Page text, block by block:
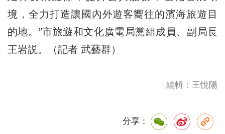
境，全力打造讓國內外遊客嚮往的濱海旅遊目
的地。”市旅遊和文化廣電局黨組成員、副局長
王岩説。（記者 武藝群）
編輯：王悅陽
分享：